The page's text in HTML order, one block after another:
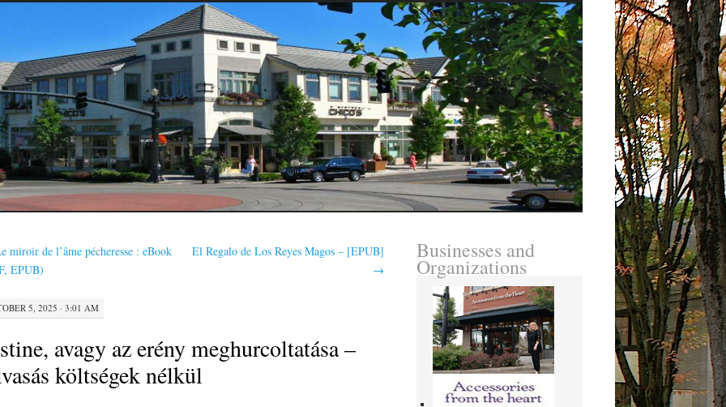
miroir de l’âme pécheresse : eBook
EPUB)
El Regalo de Los Reyes Magos – [EPUB]
→
5, 2025 · 3:01 AM
avagy az erény meghurcoltatása –
költségek nélkül
Businesses and
Organizations